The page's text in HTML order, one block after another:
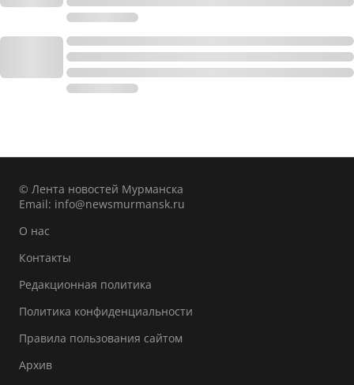
© Лента новостей Мурманска
Email: info@newsmurmansk.ru
О нас
Контакты
Редакционная политика
Политика конфиденциальности
Правила пользования сайтом
Архив